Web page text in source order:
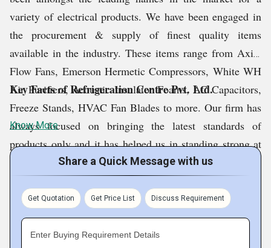
variety of electrical products. We have been engaged in
the procurement & supply of finest quality items
available in the industry. These items range from Axial
Flow Fans, Emerson Hermetic Compressors, White WH
Air Purifiers, Acoustic Insulator Foams, AC Capacitors,
Freeze Stands, HVAC Fan Blades to more. Our firm has
always focused on bringing the latest standards of
products only and it has helped us in standing strong at
the forefronts of the respective marketplace. From
Kolkata (West Bengal), we have been fluently running
our operations in various parts of the country.
Key Facts of Refrigeration Centre Pvt. Ltd.
Know More
Share a Quick Message with us
Get Quotation Get Price List Discuss Requirement
Enter Buying Requirement Details